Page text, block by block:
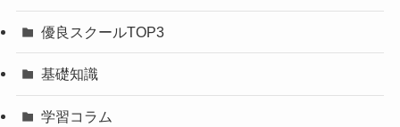
優良スクールTOP3
基礎知識
学習コラム